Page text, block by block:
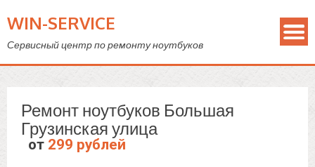
WIN-SERVICE
Сервисный центр по ремонту ноутбуков
Ремонт ноутбуков Большая
Грузинская улица
от 299 рублей